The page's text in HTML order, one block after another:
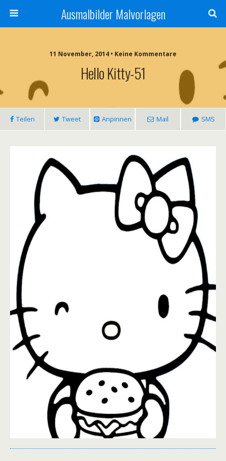
Ausmalbilder Malvorlagen
11 November, 2014 • Keine Kommentare
Hello Kitty-51
Teilen Tweet Anpinnen Mail SMS